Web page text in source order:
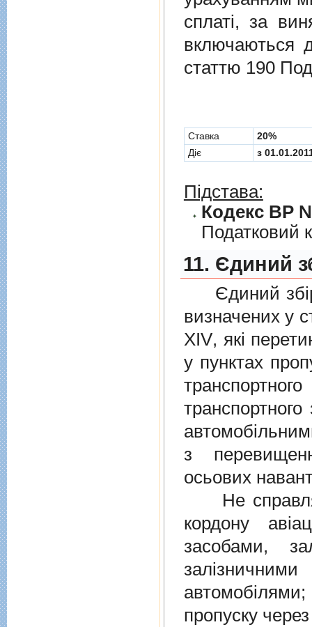
сплаті, за
включаються
статтю 190
Cтавка
20%
Діє
з
Підстава:
Кодекс ВР №
Податковий
11. Єдиний
Єдиний збiр
визначених у
XIV, якi
у пунктах
з
осьових
Не
кордону
засобами,
залiзничними
пропуску